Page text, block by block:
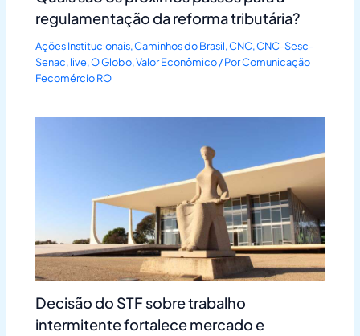
regulamentação da reforma tributária?
Ações Institucionais,Caminhos do Brasil,CNC,CNC-Sesc-
Senac,live,O Globo,Valor Econômico/ PorComunicação
Fecomércio RO
Decisão do STF sobre trabalho
intermitente fortalece mercado e